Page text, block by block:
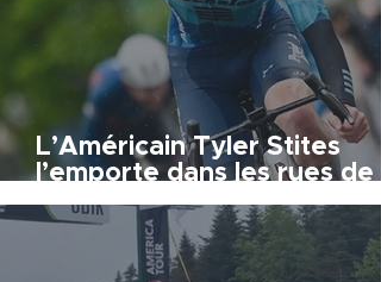
L’Américain Tyler Stites
l’emporte dans les rues de
Québec